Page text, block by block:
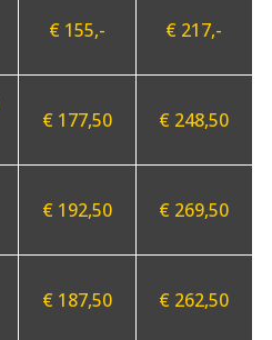
€ 155,- € 217,-
€ 177,50 € 248,50
€ 192,50 € 269,50
€ 187,50 € 262,50